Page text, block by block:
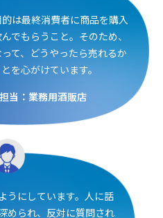
は最終消費者に商品を購入
でもらうこと。そのため、
て、どうやったら売れるか
を心がけています。
当：業務用酒販店
うにしています。人に話
められ、反対に質問され